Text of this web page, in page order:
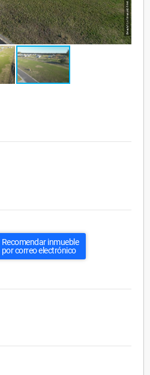
Recomendar inmueble
por correo electrónico